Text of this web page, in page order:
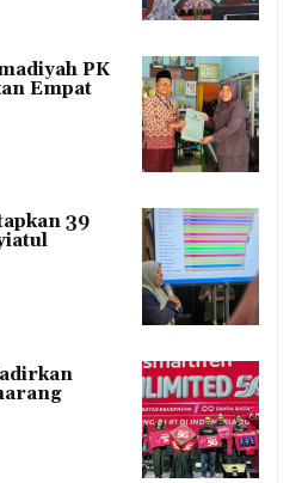
PK
Empat
39